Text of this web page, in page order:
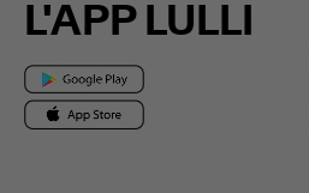
L'APP LULLI